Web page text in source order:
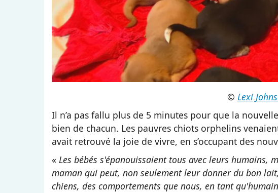
© Lexi
Il n’a pas fallu plus de 5 minutes pour que la
bien de chacun. Les pauvres chiots orphelins
avait retrouvé la joie de vivre, en s’occupant des
« Les bébés s'épanouissaient tous avec leurs humains,
maman qui peut, non seulement leur donner du bon
chiens, des comportements que nous, en tant